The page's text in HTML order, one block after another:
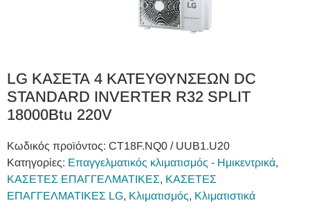
LG ΚΑΣΕΤΑ 4 ΚΑΤΕΥΘΥΝΣΕΩΝ DC
STANDARD INVERTER R32 SPLIT
18000Btu 220V
Κωδικός προϊόντος: CT18F.NQ0 / UUB1.U20
Κατηγορίες: Επαγγελματικός κλιματισμός - Ημικεντρικά,
ΚΑΣΕΤΕΣ ΕΠΑΓΓΕΛΜΑΤΙΚΕΣ, ΚΑΣΕΤΕΣ
ΕΠΑΓΓΕΛΜΑΤΙΚΕΣ LG, Κλιματισμός, Κλιματιστικά